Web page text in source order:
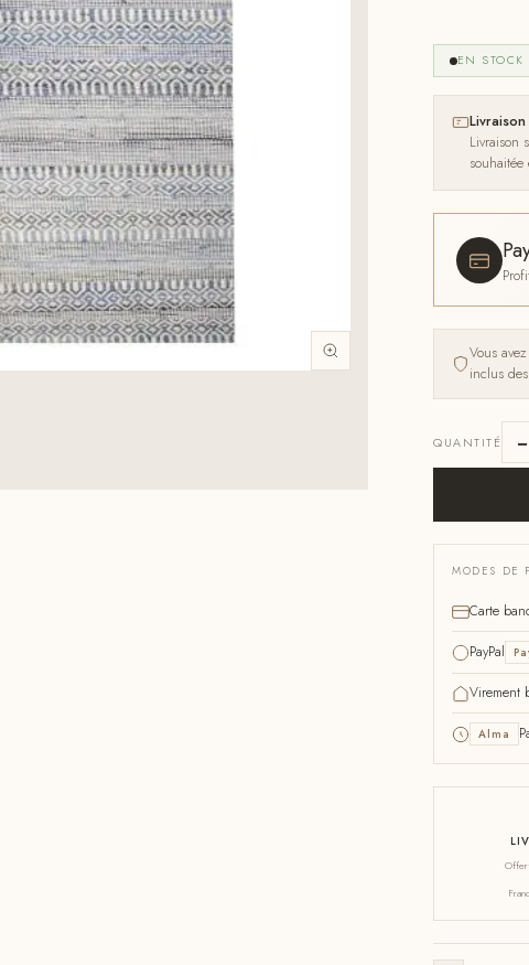
EN STOCK
Livraison
Vous
inclus
QUANTITÉ −
MODES DE
Carte
PayPal
Virement
Alma